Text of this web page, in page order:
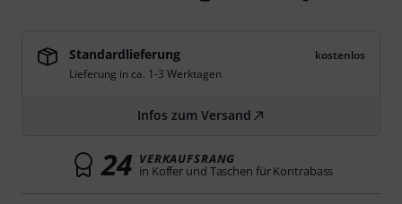
Standardlieferung
kostenlos
Lieferung in ca. 1-3 Werktagen
Infos zum Versand
24 VERKAUFSRANG
in Koffer und Taschen für Kontrabass